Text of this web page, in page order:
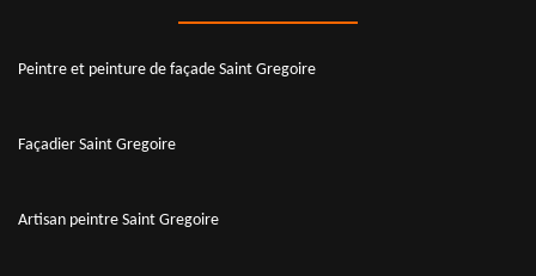
Peintre et peinture de façade Saint Gregoire
Façadier Saint Gregoire
Artisan peintre Saint Gregoire